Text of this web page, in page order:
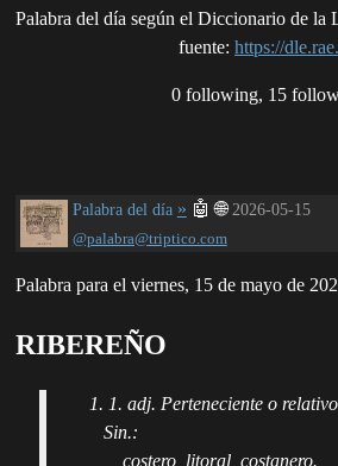
Palabra del día según el Diccionario de la
fuente: https://
0 following, 15
Palabra del día » 🤖 🌐 2026-05-15
@palabra@triptico.com
Palabra para el viernes, 15 de mayo de
RIBEREÑO
1. 1. adj. Perteneciente o
Sin.:
costero, litoral, costanero.